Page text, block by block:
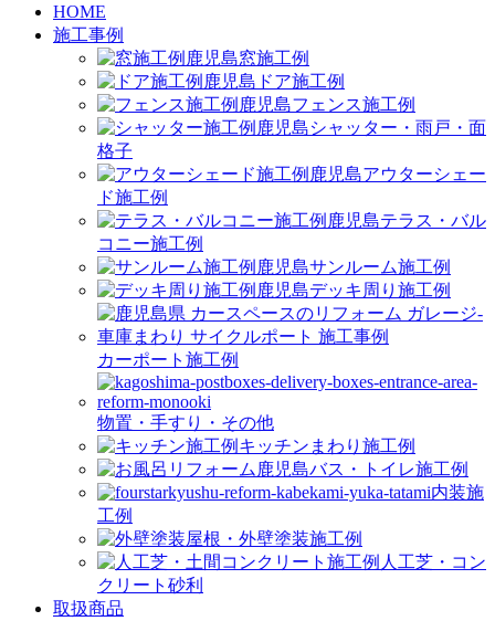
HOME
施工事例
窓施工例
ドア施工例
フェンス施工例
シャッター・雨戸・面
格子
アウターシェー
ド施工例
テラス・バル
コニー施工例
サンルーム施工例
デッキ周り施工例
カーポート施工例
物置・手すり・その他
キッチンまわり施工例
バス・トイレ施工例
内装施
工例
屋根・外壁塗装施工例
人工芝・コン
クリート砂利
取扱商品